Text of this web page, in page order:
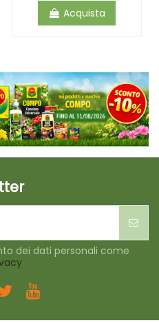
Acquista
dei dati personali come